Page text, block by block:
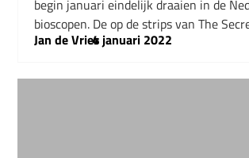
begin januari eindelijk draaien in de
bioscopen. De op de strips van The
Jan de Vries
–
4 januari 2022